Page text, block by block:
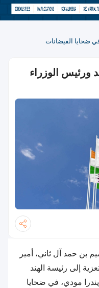
ضحايا الفيضانات
ورئيس الوزراء
حمد آل ثاني، أمير
إلى رئيسة الهند
مودي، في ضحايا